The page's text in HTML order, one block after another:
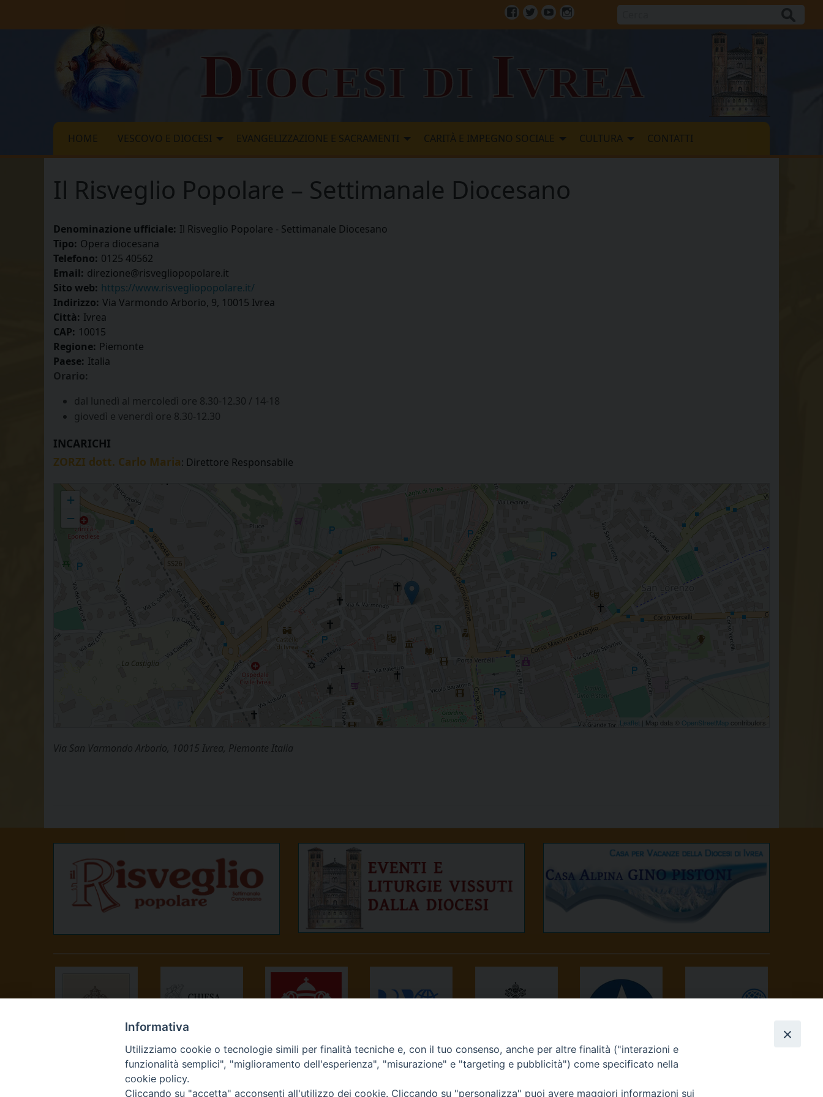
Diocesi di Ivrea
HOME VESCOVO E DIOCESI EVANGELIZZAZIONE E SACRAMENTI CARITÀ E IMPEGNO SOCIALE CULTURA CONTATTI
Il Risveglio Popolare – Settimanale Diocesano
Denominazione ufficiale: Il Risveglio Popolare - Settimanale Diocesano
Tipo: Opera diocesana
Telefono: 0125 40562
Email: direzione@risvegliopopolare.it
Sito web: https://www.risvegliopopolare.it/
Indirizzo: Via Varmondo Arborio, 9, 10015 Ivrea
Città: Ivrea
CAP: 10015
Regione: Piemonte
Paese: Italia
Orario:
dal lunedì al mercoledì ore 8.30-12.30 / 14-18
giovedì e venerdì ore 8.30-12.30
INCARICHI
ZORZI dott. Carlo Maria: Direttore Responsabile
Il Risveglio Popolare - Settimanale Diocesano
+
−
Leaflet | Map data © OpenStreetMap contributors
Via San Varmondo Arborio, 10015 Ivrea, Piemonte Italia
CONFERENZA
EPISCOPALE
ITALIANA
NEWS.VA RADIO VATICANA
OSSERVATORE
ROMANO
AVVENIRE
Informativa
Utilizziamo cookie o tecnologie simili per finalità tecniche e, con il tuo consenso, anche per altre finalità ("interazioni e
funzionalità semplici", "miglioramento dell'esperienza", "misurazione" e "targeting e pubblicità") come specificato nella
cookie policy.
Cliccando su "accetta" acconsenti all'utilizzo dei cookie. Cliccando su "personalizza" puoi avere maggiori informazioni sui